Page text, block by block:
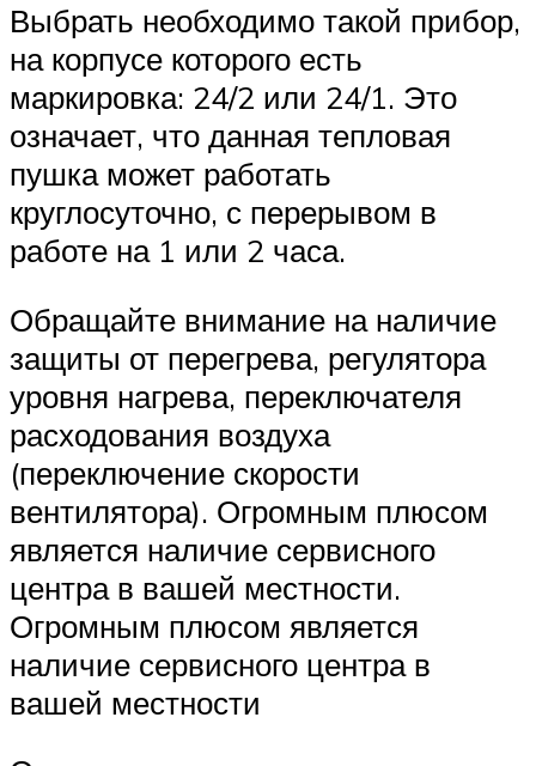
Выбрать необходимо такой прибор,
на корпусе которого есть
маркировка: 24/2 или 24/1. Это
означает, что данная тепловая
пушка может работать
круглосуточно, с перерывом в
работе на 1 или 2 часа.
Обращайте внимание на наличие
защиты от перегрева, регулятора
уровня нагрева, переключателя
расходования воздуха
(переключение скорости
вентилятора). Огромным плюсом
является наличие сервисного
центра в вашей местности.
Огромным плюсом является
наличие сервисного центра в
вашей местности